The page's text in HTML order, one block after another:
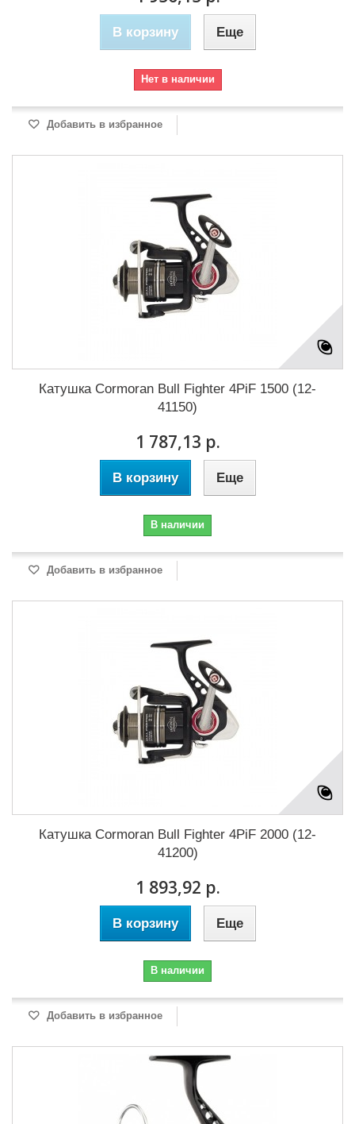
В корзину Еще
Нет в наличии
Добавить в избранное
Катушка Cormoran Bull Fighter 4PiF 1500 (12-
41150)
1 787,13 р.
В корзину Еще
В наличии
Добавить в избранное
Катушка Cormoran Bull Fighter 4PiF 2000 (12-
41200)
1 893,92 р.
В корзину Еще
В наличии
Добавить в избранное